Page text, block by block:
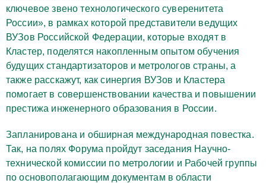
ключевое звено технологического суверенитета
России», в рамках которой представители ведущих
ВУЗов Российской Федерации, которые входят в
Кластер, поделятся накопленным опытом обучения
будущих стандартизаторов и метрологов страны, а
также расскажут, как синергия ВУЗов и Кластера
помогает в совершенствовании качества и повышении
престижа инженерного образования в России.
Запланирована и обширная международная повестка.
Так, на полях Форума пройдут заседания Научно-
технической комиссии по метрологии и Рабочей группы
по основополагающим документам в области